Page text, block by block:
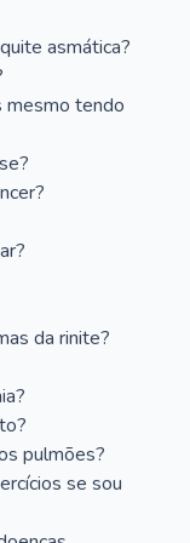
asmática?
mesmo tendo
da rinite?
pulmões?
se sou